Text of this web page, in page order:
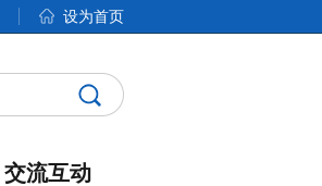
设为首页
交流互动